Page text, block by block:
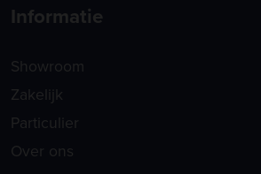
Informatie
Showroom
Zakelijk
Particulier
Over ons